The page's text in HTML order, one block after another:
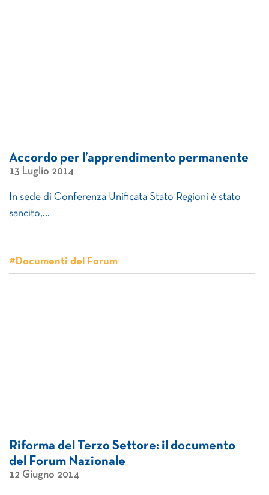
Accordo per l’apprendimento permanente
13 Luglio 2014
In sede di Conferenza Unificata Stato Regioni è stato
sancito,…
#Documenti del Forum
Riforma del Terzo Settore: il documento
del Forum Nazionale
12 Giugno 2014